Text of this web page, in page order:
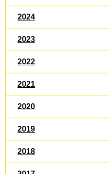
2024
2023
2022
2021
2020
2019
2018